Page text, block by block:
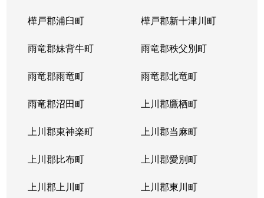
樺戸郡浦臼町 樺戸郡新十津川町
雨竜郡妹背牛町 雨竜郡秩父別町
雨竜郡雨竜町 雨竜郡北竜町
雨竜郡沼田町 上川郡鷹栖町
上川郡東神楽町 上川郡当麻町
上川郡比布町 上川郡愛別町
上川郡上川町 上川郡東川町